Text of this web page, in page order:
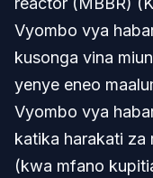
Vyombo vya
kusonga vina
yenye eneo
Vyombo vya
katika harakati za
(kwa mfano